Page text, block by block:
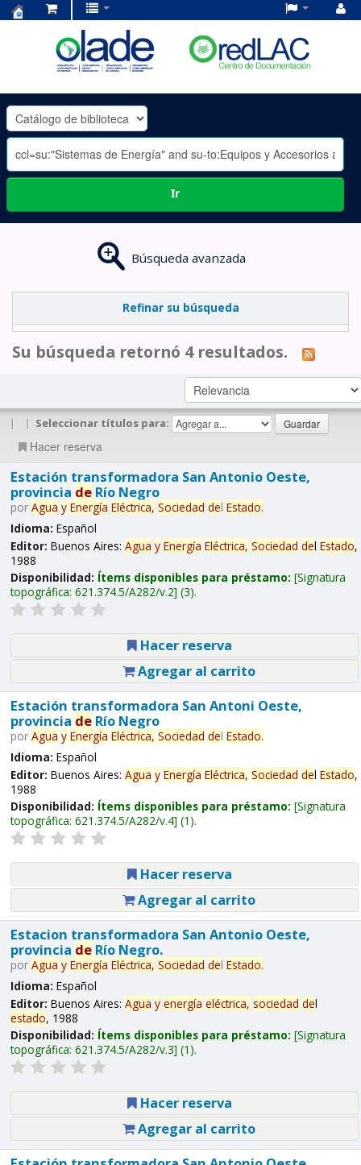
OLADE
-
Ir
Búsqueda avanzada
Refinar su búsqueda
Su búsqueda retornó 4 resultados.
| | Seleccionar títulos para:
Hacer reserva
Estación transformadora San Antonio Oeste,
provincia deRío Negro
por Agua y Energía Eléctrica, Sociedad del Estado.
Idioma: Español
Editor: Buenos Aires: Agua y Energía Eléctrica, Sociedad del Estado,
1988
Disponibilidad: Ítems disponibles para préstamo: Signatura
topográfica: 621.374.5/A282/v.2 (3).
Hacer reserva
Agregar al carrito
Estación transformadora San Antoni Oeste,
provincia deRío Negro
por Agua y Energía Eléctrica, Sociedad del Estado.
Idioma: Español
Editor: Buenos Aires: Agua y Energía Eléctrica, Sociedad del Estado,
1988
Disponibilidad: Ítems disponibles para préstamo: Signatura
topográfica: 621.374.5/A282/v.4 (1).
Hacer reserva
Agregar al carrito
Estacion transformadora San Antonio Oeste,
provincia deRío Negro.
por Agua y Energía Eléctrica, Sociedad del Estado.
Idioma: Español
Editor: Buenos Aires: Agua y energía eléctrica, sociedad del
estado, 1988
Disponibilidad: Ítems disponibles para préstamo: Signatura
topográfica: 621.374.5/A282/v.3 (1).
Hacer reserva
Agregar al carrito